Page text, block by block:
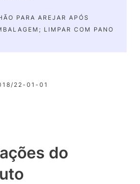
PARA AREJAR APÓS
LIMPAR COM PANO
22-01-01
do